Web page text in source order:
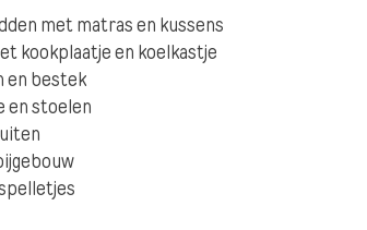
met matras en kussens
kookplaatje en koelkastje
en bestek
en stoelen